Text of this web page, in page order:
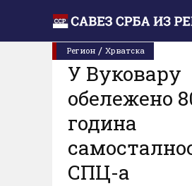
Регион / Хрватска
У Вуковару
обележено
година
СПЦ-а